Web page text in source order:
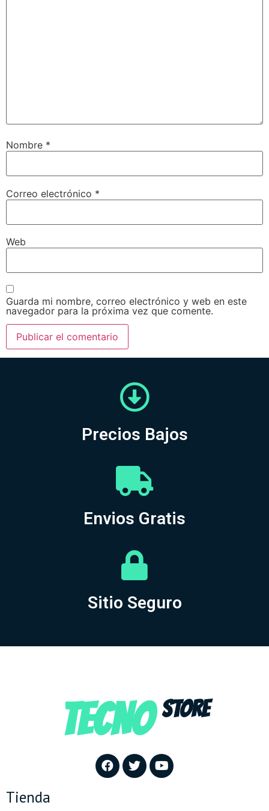
Nombre *
Correo electrónico *
Web
Guarda mi nombre, correo electrónico y web en este
navegador para la próxima vez que comente.
Precios Bajos
Envios Gratis
Sitio Seguro
TECNO STORE
Tienda